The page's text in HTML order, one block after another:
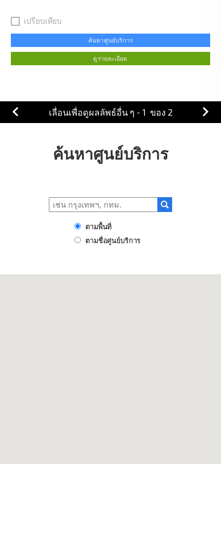
เปรียบเทียบ
ค้นหาศูนย์บริการ
ดูรายละเอียด
เลื่อนเพื่อดูผลลัพธ์อื่น ๆ - 1 ของ 2
ค้นหาศูนย์บริการ
ตามพื้นที่
ตามชื่อศูนย์บริการ